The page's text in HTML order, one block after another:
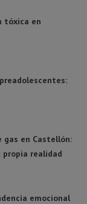
tóxica en
gas en Castellón:
propia realidad
emocional